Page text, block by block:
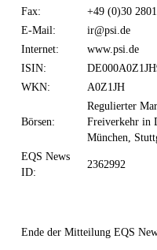
Fax:
+49 (0)30
E-Mail:
ir@psi.de
Internet:
www.psi.de
ISIN:
WKN:
A0Z1JH
Börsen:
Regulierter
Freiverkehr in
München,
EQS News
ID:
2362992
Ende der Mitteilung EQS